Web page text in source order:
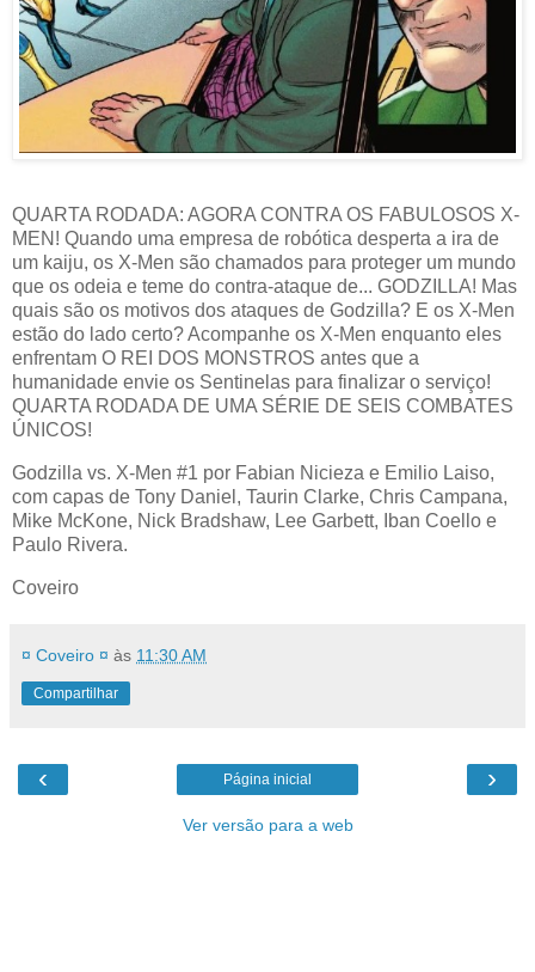
QUARTA RODADA: AGORA CONTRA OS FABULOSOS X-
MEN! Quando uma empresa de robótica desperta a ira de
um kaiju, os X-Men são chamados para proteger um mundo
que os odeia e teme do contra-ataque de... GODZILLA! Mas
quais são os motivos dos ataques de Godzilla? E os X-Men
estão do lado certo? Acompanhe os X-Men enquanto eles
enfrentam O REI DOS MONSTROS antes que a
humanidade envie os Sentinelas para finalizar o serviço!
QUARTA RODADA DE UMA SÉRIE DE SEIS COMBATES
ÚNICOS!
Godzilla vs. X-Men #1 por Fabian Nicieza e Emilio Laiso,
com capas de Tony Daniel, Taurin Clarke, Chris Campana,
Mike McKone, Nick Bradshaw, Lee Garbett, Iban Coello e
Paulo Rivera.
Coveiro
¤ Coveiro ¤ às 11:30 AM
Compartilhar
‹ ›
Página inicial
Ver versão para a web